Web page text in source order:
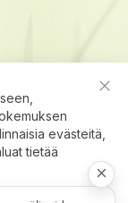
×
evästeitä,
tietää